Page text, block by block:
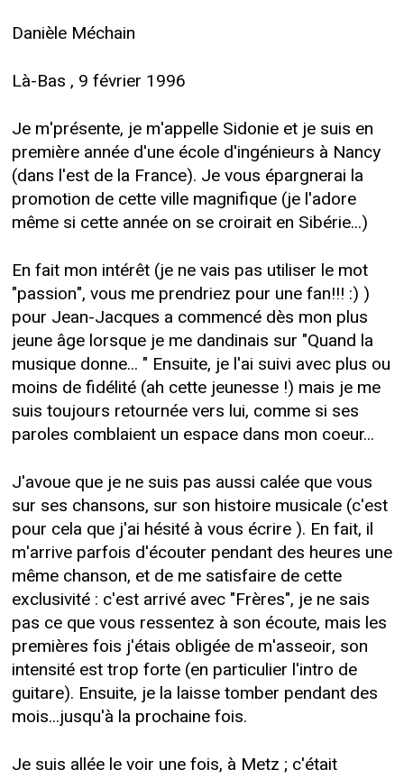
Danièle Méchain
Là-Bas , 9 février 1996
Je m'présente, je m'appelle Sidonie et je suis en
première année d'une école d'ingénieurs à Nancy
(dans l'est de la France). Je vous épargnerai la
promotion de cette ville magnifique (je l'adore
même si cette année on se croirait en Sibérie...)
En fait mon intérêt (je ne vais pas utiliser le mot
"passion", vous me prendriez pour une fan!!! :) )
pour Jean-Jacques a commencé dès mon plus
jeune âge lorsque je me dandinais sur "Quand la
musique donne... " Ensuite, je l'ai suivi avec plus ou
moins de fidélité (ah cette jeunesse !) mais je me
suis toujours retournée vers lui, comme si ses
paroles comblaient un espace dans mon coeur...
J'avoue que je ne suis pas aussi calée que vous
sur ses chansons, sur son histoire musicale (c'est
pour cela que j'ai hésité à vous écrire ). En fait, il
m'arrive parfois d'écouter pendant des heures une
même chanson, et de me satisfaire de cette
exclusivité : c'est arrivé avec "Frères", je ne sais
pas ce que vous ressentez à son écoute, mais les
premières fois j'étais obligée de m'asseoir, son
intensité est trop forte (en particulier l'intro de
guitare). Ensuite, je la laisse tomber pendant des
mois...jusqu'à la prochaine fois.
Je suis allée le voir une fois, à Metz ; c'était